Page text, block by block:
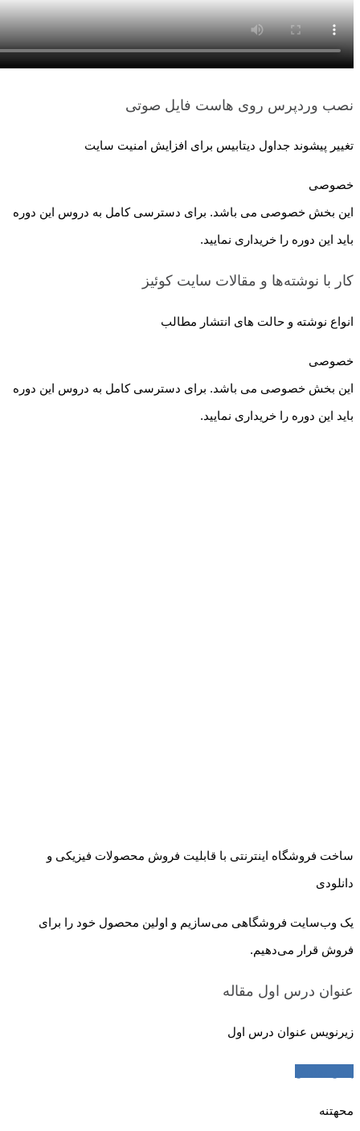
نصب وردپرس روی هاست فایل صوتی
تغییر پیشوند جداول دیتابیس برای افزایش امنیت سایت
خصوصی
این بخش خصوصی می باشد. برای دسترسی کامل به دروس این دوره
باید این دوره را خریداری نمایید.
کار با نوشته‌ها و مقالات سایت کوئیز
انواع نوشته و حالت های انتشار مطالب
خصوصی
این بخش خصوصی می باشد. برای دسترسی کامل به دروس این دوره
باید این دوره را خریداری نمایید.
ساخت فروشگاه اینترنتی با قابلیت فروش محصولات فیزیکی و
دانلودی
یک وب‌سایت فروشگاهی می‌سازیم و اولین محصول خود را برای
فروش قرار می‌دهیم.
عنوان درس اول مقاله
زیرنویس عنوان درس اول
محهتنه